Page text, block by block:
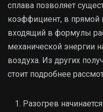
сплава позволяет
коэффициент, в прямой
входящий в формулы
механической энергии
воздуха. Из других
стоит подробнее
Разогрев